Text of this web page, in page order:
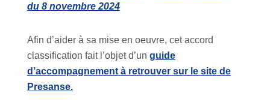
du 8 novembre 2024
Afin d’aider à sa mise en oeuvre, cet accord
classification fait l’objet d’un guide
d’accompagnement à retrouver sur le site de
Presanse.